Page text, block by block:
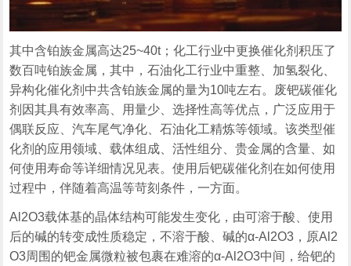
其中含铂族金属高达25~40t；化工行业中更换催化剂积压了
数百吨铂族金属，其中，石油化工行业中重整、加氢裂化、
异构化催化剂中共含铂族金属的量为10吨左右。废钯碳催化
剂因其具有效率高、用量少、选择性高等优点，广泛应用于
偶联反应、汽车尾气净化、石油化工精炼等领域。该类型催
化剂的应用领域、载体组成、活性组分、贵金属的含量、如
何使用寿命等详细情况见表。使用后钯碳催化剂在如何使用
过程中，伴随着高温等苛刻条件，一方面。
Al2O3载体基的晶体结构可能发生变化，由可溶于酸、使用
后的碱的转变成性质稳定，不溶于酸、碱的α-Al2O3，原Al2
O3周围的钯金属微粒被包裹在难溶的α-Al2O3中间，给钯的